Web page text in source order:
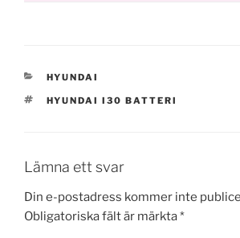
KATEGORIER
HYUNDAI
TAGGAR
HYUNDAI I30 BATTERI
Lämna ett svar
Din e-postadress kommer inte
Obligatoriska fält är märkta*